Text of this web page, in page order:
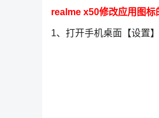
realme x50修改应用图标
1、打开手机桌面【设置】